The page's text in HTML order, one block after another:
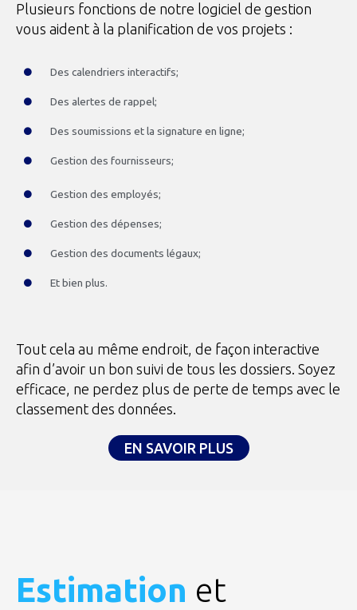
Plusieurs fonctions de notre logiciel de gestion
vous aident à la planification de vos projets :
Des calendriers interactifs;
Des alertes de rappel;
Des soumissions et la signature en ligne;
Gestion des fournisseurs;
Gestion des employés;
Gestion des dépenses;
Gestion des documents légaux;
Et bien plus.
Tout cela au même endroit, de façon interactive
afin d’avoir un bon suivi de tous les dossiers. Soyez
efficace, ne perdez plus de perte de temps avec le
classement des données.
EN SAVOIR PLUS
Estimation et